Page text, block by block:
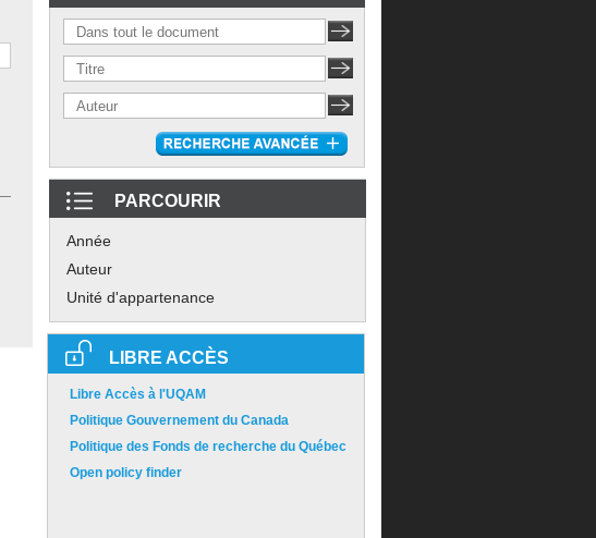
PARCOURIR
Année
Auteur
Unité d'appartenance
LIBRE ACCÈS
Libre Accès à l'UQAM
Politique Gouvernement du Canada
Politique des Fonds de recherche du Québec
Open policy finder